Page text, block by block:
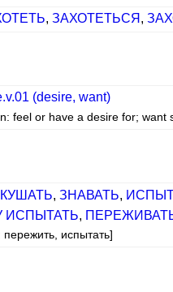
, ЗАХОТЕТЬСЯ ,
(desire, want)
feel or have a desire for; want
, ЗНАВАТЬ,
ИСПЫТАТЬ,
испытать]